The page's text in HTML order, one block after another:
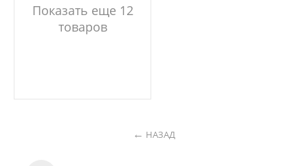
Показать еще 12
товаров
НАЗАД